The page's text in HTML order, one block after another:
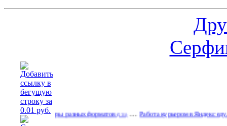
баннеры разных форматов(531)…Работа курьером в Яндекс еду.зп от